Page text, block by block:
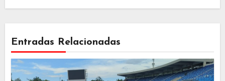
Entradas Relacionadas